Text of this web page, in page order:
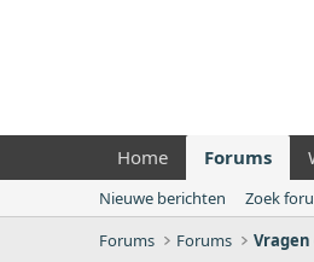
Home Forums
Nieuwe berichten
Zoek
Forums
Forums